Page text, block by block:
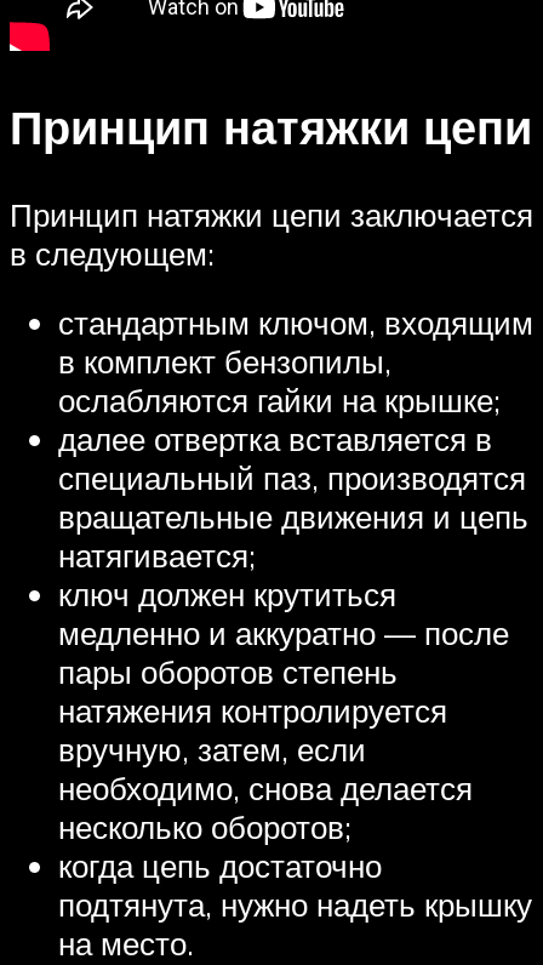
Принцип натяжки цепи
Принцип натяжки цепи заключается
в следующем:
стандартным ключом, входящим
в комплект бензопилы,
ослабляются гайки на крышке;
далее отвертка вставляется в
специальный паз, производятся
вращательные движения и цепь
натягивается;
ключ должен крутиться
медленно и аккуратно — после
пары оборотов степень
натяжения контролируется
вручную, затем, если
необходимо, снова делается
несколько оборотов;
когда цепь достаточно
подтянута, нужно надеть крышку
на место.